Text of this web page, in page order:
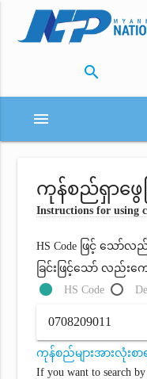
search
menu
ကုန်စည်ရှာဖွေခ
Instructions for using
HS Code ဖြင့် သေ
ခြင်းဖြင့်သော် လည်းက
HS Code
ကုန်စည်များအားလုံးစာ
If you want to search